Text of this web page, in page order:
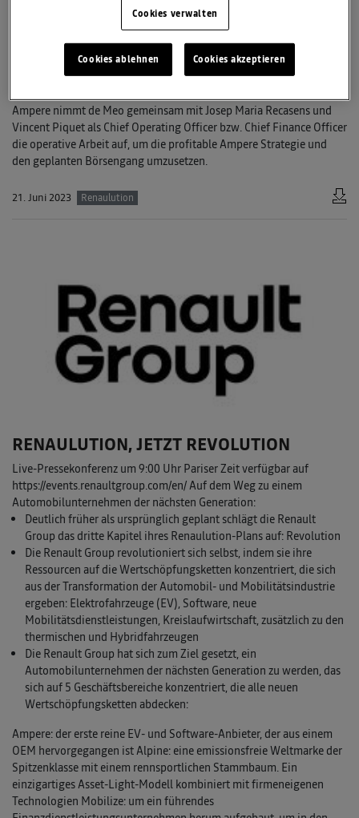
Software Der Renault Verwaltungsrat hat die Ernennung von Luca
de Meo zum künftigen Chairman und CEO von Ampere genehmigt.
Der Chief Executive Officer der Renault Group wird damit zusätzlich
zu seinen bisherigen Aufgaben auch das Führungsteam der
Tochtergesellschaft für Elektrofahrzeuge und Software leiten. Nach
Ampere nimmt de Meo gemeinsam mit Josep Maria Recasens und
Vincent Piquet als Chief Operating Officer bzw. Chief Finance Officer
die operative Arbeit auf, um die profitable Ampere Strategie und
den geplanten Börsengang umzusetzen.
21. Juni 2023 Renaulution
RENAULUTION, JETZT REVOLUTION
Live-Pressekonferenz um 9:00 Uhr Pariser Zeit verfügbar auf
https://events.renaultgroup.com/en/ Auf dem Weg zu einem
Automobilunternehmen der nächsten Generation:
Deutlich früher als ursprünglich geplant schlägt die Renault
Group das dritte Kapitel ihres Renaulution-Plans auf: Revolution
Die Renault Group revolutioniert sich selbst, indem sie ihre
Ressourcen auf die Wertschöpfungsketten konzentriert, die sich
aus der Transformation der Automobil- und Mobilitätsindustrie
ergeben: Elektrofahrzeuge (EV), Software, neue
Mobilitätsdienstleistungen, Kreislaufwirtschaft, zusätzlich zu den
thermischen und Hybridfahrzeugen
Die Renault Group hat sich zum Ziel gesetzt, ein
Automobilunternehmen der nächsten Generation zu werden, das
sich auf 5 Geschäftsbereiche konzentriert, die alle neuen
Wertschöpfungsketten abdecken:
Ampere: der erste reine EV- und Software-Anbieter, der aus einem
OEM hervorgegangen ist Alpine: eine emissionsfreie Weltmarke der
Spitzenklasse mit einem rennsportlichen Stammbaum. Ein
einzigartiges Asset-Light-Modell kombiniert mit firmeneigenen
Technologien Mobilize: um ein führendes
Cookies verwalten
Cookies ablehnen Cookies akzeptieren